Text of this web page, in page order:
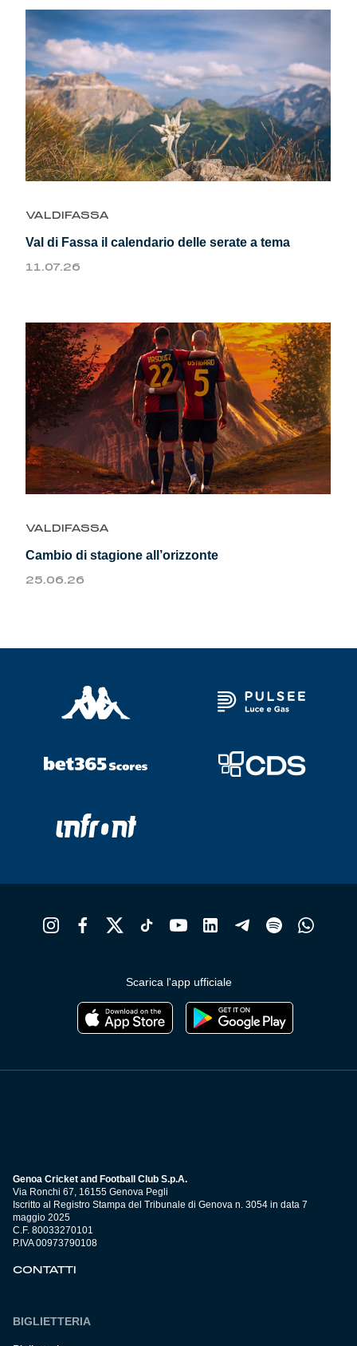
VALDIFASSA
Val di Fassa il calendario delle serate a tema
11.07.26
VALDIFASSA
Cambio di stagione all’orizzonte
25.06.26
Scarica l'app ufficiale
Genoa Cricket and Football Club S.p.A.
Via Ronchi 67, 16155 Genova Pegli
Iscritto al Registro Stampa del Tribunale di Genova n. 3054 in data 7
maggio 2025
C.F. 80033270101
P.IVA 00973790108
CONTATTI
BIGLIETTERIA